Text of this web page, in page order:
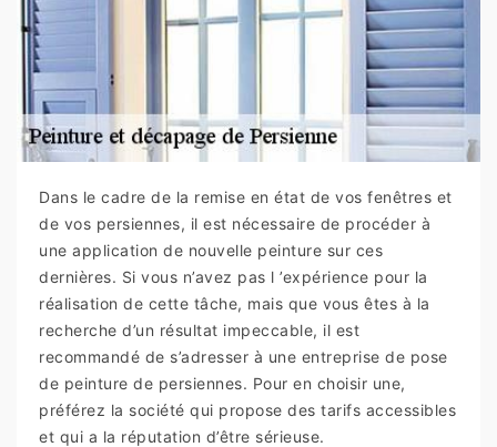
Dans le cadre de la remise en état de vos fenêtres et
de vos persiennes, il est nécessaire de procéder à
une application de nouvelle peinture sur ces
dernières. Si vous n’avez pas l ’expérience pour la
réalisation de cette tâche, mais que vous êtes à la
recherche d’un résultat impeccable, il est
recommandé de s’adresser à une entreprise de pose
de peinture de persiennes. Pour en choisir une,
préférez la société qui propose des tarifs accessibles
et qui a la réputation d’être sérieuse.